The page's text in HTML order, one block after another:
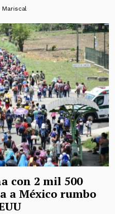
Mariscal
con 2 mil 500
a México rumbo